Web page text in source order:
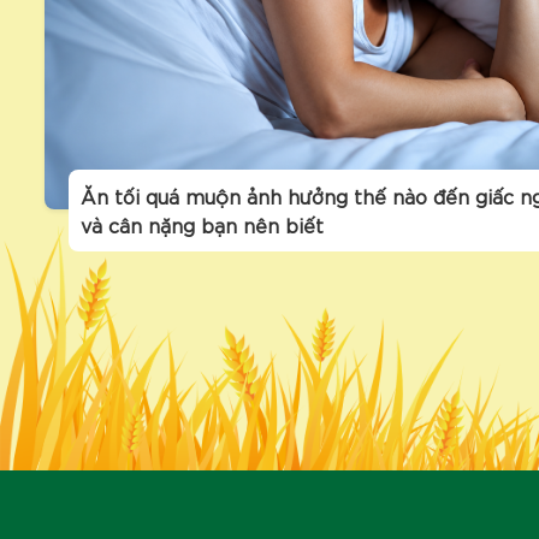
Ăn tối quá muộn ảnh hưởng thế nào đến giấc
và cân nặng bạn nên biết